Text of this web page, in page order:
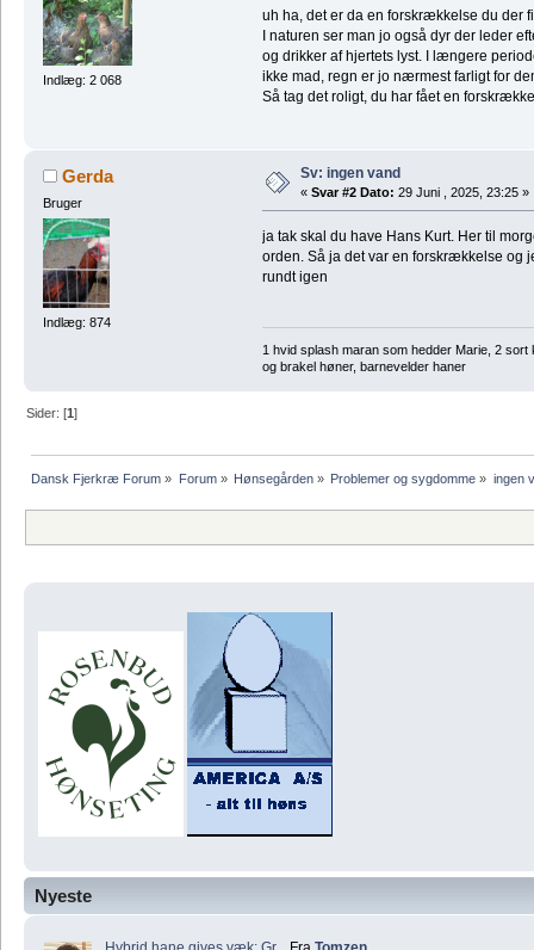
Nyeste
Indlæg: 2 068
uh ha, det er da en forskrækkelse du der
I naturen ser man jo også dyr der leder
og drikker af hjertets lyst. I længere
ikke mad, regn er jo nærmest farligt for
Så tag det roligt, du har fået en
Gerda
Bruger
Indlæg: 874
Sv: ingen vand
« Svar #2 Dato: 29 Juni , 2025, 23:25 »
ja tak skal du have Hans Kurt. Her til
orden. Så ja det var en forskrækkelse og
rundt igen
1 hvid splash maran som hedder Marie, 2
og brakel høner, barnevelder haner
Sider: [1]
Dansk Fjerkræ Forum » Forum» Hønsegården» Problemer og sygdomme » ingen